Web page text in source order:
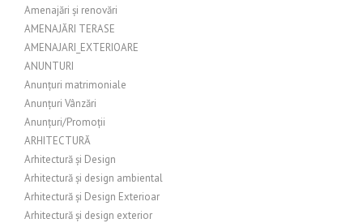
Amenajări și renovări
AMENAJĂRI TERASE
AMENAJARI_EXTERIOARE
ANUNTURI
Anunțuri matrimoniale
Anunțuri Vânzări
Anunțuri/Promoții
ARHITECTURĂ
Arhitectură și Design
Arhitectură și design ambiental
Arhitectură și Design Exterioar
Arhitectură și design exterior